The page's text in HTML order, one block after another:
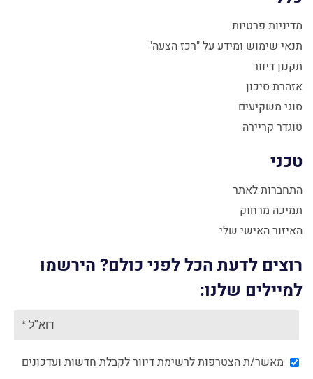
מדיניות פרטיות
תנאי שימוש ומידע על "רכז הצעה"
תקנון דיוור
אזהרת סיכון
סוגי משקיעים
טוגדר קריירה
טכני
התחברות לאתר
תמיכה מרחוק
האיזור האישי שלי
רוצים לדעת הכל לפני כולם? הירשמו
למיילים שלנו:
מאשר/ת הצטרפות לרשימת דיוור לקבלת חדשות ועדכונים